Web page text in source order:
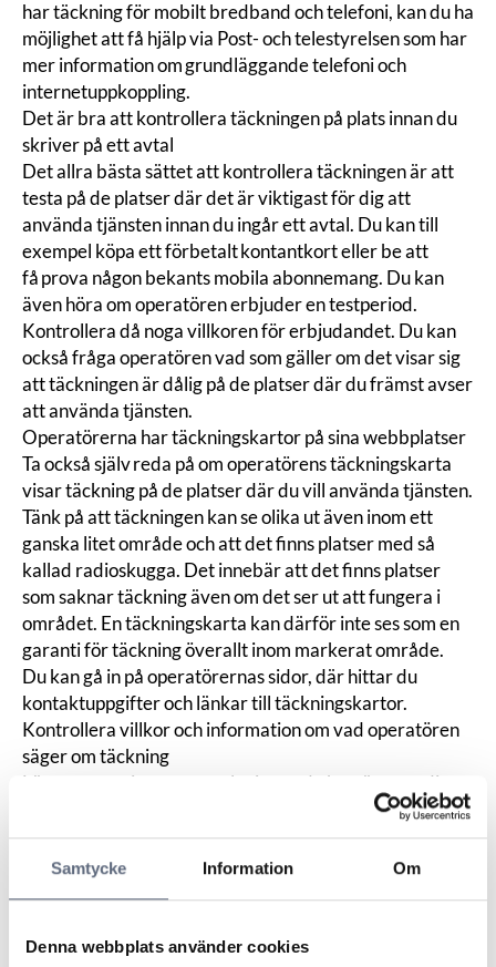
Samtycke Information Om
Denna webbplats använder cookies
har täckning för mobilt bredband och telefoni, kan du ha
möjlighet att få hjälp via Post- och telestyrelsen som har
mer information om grundläggande telefoni och
internetuppkoppling.
Det är bra att kontrollera täckningen på plats innan du
skriver på ett avtal
Det allra bästa sättet att kontrollera täckningen är att
testa på de platser där det är viktigast för dig att
använda tjänsten innan du ingår ett avtal. Du kan till
exempel köpa ett förbetalt kontantkort eller be att
få prova någon bekants mobila abonnemang. Du kan
även höra om operatören erbjuder en testperiod.
Kontrollera då noga villkoren för erbjudandet. Du kan
också fråga operatören vad som gäller om det visar sig
att täckningen är dålig på de platser där du främst avser
att använda tjänsten.
Operatörerna har täckningskartor på sina webbplatser
Ta också själv reda på om operatörens täckningskarta
visar täckning på de platser där du vill använda tjänsten.
Tänk på att täckningen kan se olika ut även inom ett
ganska litet område och att det finns platser med så
kallad radioskugga. Det innebär att det finns platser
som saknar täckning även om det ser ut att fungera i
området. En täckningskarta kan därför inte ses som en
garanti för täckning överallt inom markerat område.
Du kan gå in på operatörernassidor, där hittar du
kontaktuppgifter och länkar till täckningskartor.
Kontrollera villkor och information om vad operatören
säger om täckning
Läs noggrant igenom avtalet innan du bestämmer dig
för att se vilka löften och reservationer som görs om
täckningen. I anslutning till täckningskartan och/eller
avtalet finns ofta information om att täckningen kan
Läs mer hos Post- och telestyrelsen om